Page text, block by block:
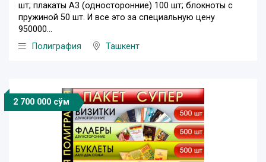
шт; плакаты А3 (односторонние) 100 шт; блокноты с
пружиной 50 шт. И все это за специальную цену
950000...
Полиграфия
Ташкент
2 700 000 сўм